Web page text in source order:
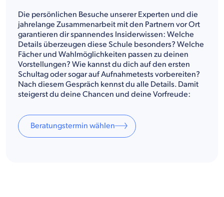
Die persönlichen Besuche unserer Experten und die
jahrelange Zusammenarbeit mit den Partnern vor Ort
garantieren dir spannendes Insiderwissen: Welche
Details überzeugen diese Schule besonders? Welche
Fächer und Wahlmöglichkeiten passen zu deinen
Vorstellungen? Wie kannst du dich auf den ersten
Schultag oder sogar auf Aufnahmetests vorbereiten?
Nach diesem Gespräch kennst du alle Details. Damit
steigerst du deine Chancen und deine Vorfreude:
Beratungstermin wählen